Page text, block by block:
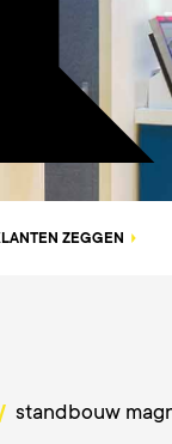
ZEGGEN
/ standbouw